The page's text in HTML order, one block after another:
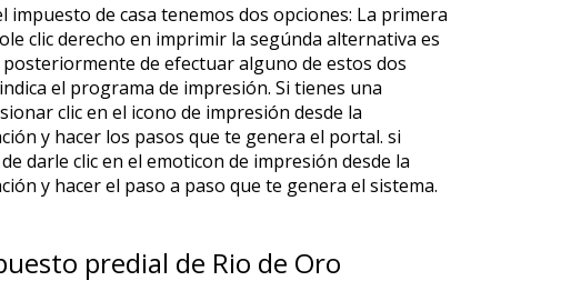
impuesto de casa tenemos dos opciones: La primera
clic derecho en imprimir la segúnda alternativa es
de efectuar alguno de estos dos
el programa de impresión. Si tienes una
clic en el icono de impresión desde la
y hacer los pasos que te genera el portal. si
darle clic en el emoticon de impresión desde la
y hacer el paso a paso que te genera el sistema.
predial de Rio de Oro